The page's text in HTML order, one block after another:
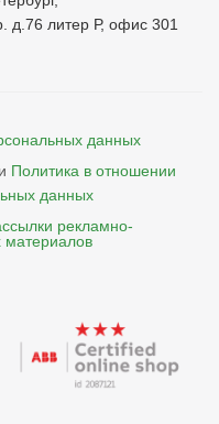
д.76 литер Р, офис 301
данных
и Политика в отношении
данных
рекламно-
материалов